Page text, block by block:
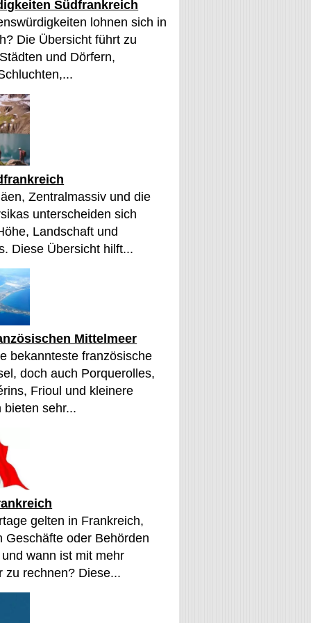
Südfrankreich
lohnen sich in
Die Übersicht führt zu
und Dörfern,
Zentralmassiv und die
unterscheiden sich
Landschaft und
Diese Übersicht hilft...
Mittelmeer
bekannteste französische
doch auch Porquerolles,
Frioul und kleinere
bieten sehr...
gelten in Frankreich,
Geschäfte oder Behörden
wann ist mit mehr
zu rechnen? Diese...